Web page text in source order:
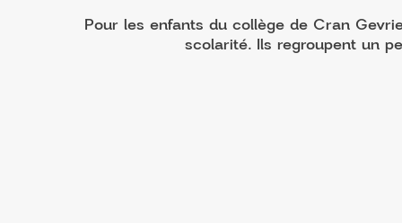
Pour les enfants du collège de Cran
scolarité. Ils regroupent un